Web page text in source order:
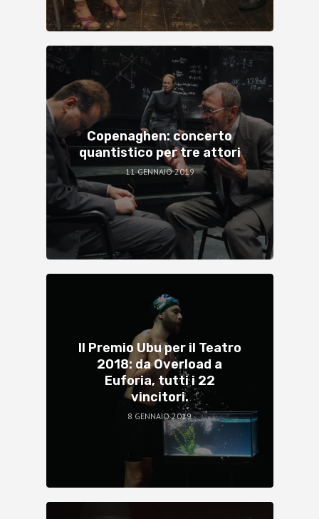
Copenaghen: concerto
quantistico per tre attori
11 GENNAIO 2019
Il Premio Ubu per il Teatro
2018: da Overload a
Euforia, tutti i 22
vincitori.
8 GENNAIO 2019